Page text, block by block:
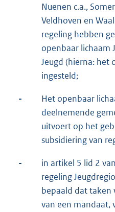
Nuenen c.a.,
Veldhoven en
regeling hebben
openbaar lichaam
Jeugd (hierna: het
ingesteld;
-
Het openbaar
deelnemende
uitvoert op het
subsidiering van
-
in artikel 5 lid 2
regeling
bepaald dat taken
van een mandaat,